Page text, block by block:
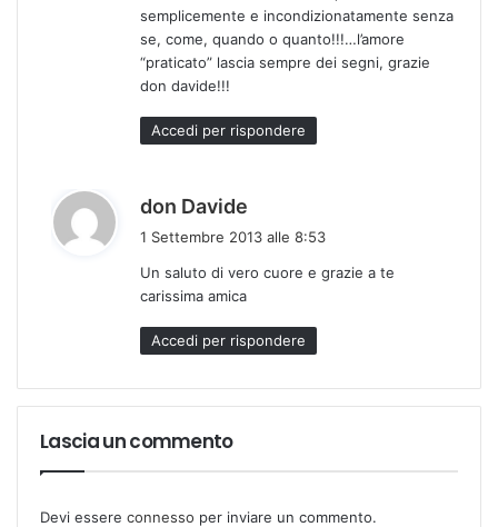
semplicemente e incondizionatamente senza
se, come, quando o quanto!!!…l’amore
“praticato” lascia sempre dei segni, grazie
don davide!!!
Accedi per rispondere
don Davide
e
t
o
1 Settembre 2013 alle 8:53
Un saluto di vero cuore e grazie a te
carissima amica
Accedi per rispondere
Lascia un commento
Devi essere connesso per inviare un commento.